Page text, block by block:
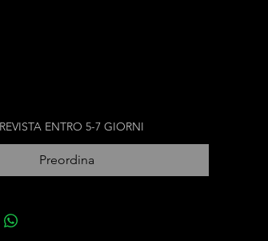
ENTRO 5-7 GIORNI
Preordina